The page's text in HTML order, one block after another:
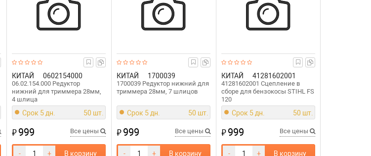
КИТАЙ 0602154000
06.02.154.000 Редуктор
нижний для триммера 28мм,
4 шлица
Срок 5 дн. 50 шт.
₽999 Все цены
- + В корзину
КИТАЙ 1700039
1700039 Редуктор нижний для
триммера 28мм, 7 шлицов
Срок 5 дн. 50 шт.
₽999 Все цены
- + В корзину
КИТАЙ 41281602001
41281602001 Сцепление в
сборе для бензокосы STIHL FS
120
Срок 5 дн. 50 шт.
₽999 Все цены
- + В корзину